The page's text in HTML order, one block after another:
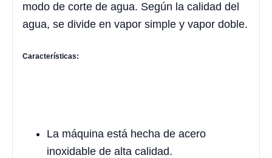
modo de corte de agua. Según la calidad del
agua, se divide en vapor simple y vapor doble.
Características:
La máquina está hecha de acero
inoxidable de alta calidad.